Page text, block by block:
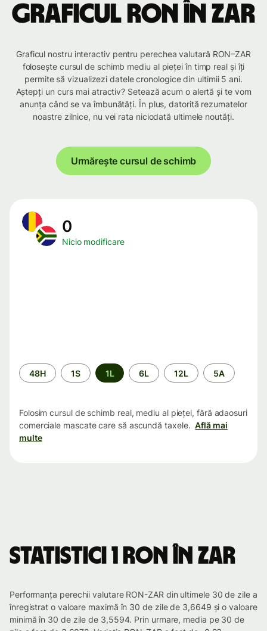
Graficul RON în ZAR
Graficul nostru interactiv pentru perechea valutară RON–ZAR
folosește cursul de schimb mediu al pieței în timp real și îți
permite să vizualizezi datele cronologice din ultimii 5 ani.
Aștepți un curs mai atractiv? Setează acum o alertă și te vom
anunța când se va îmbunătăți. În plus, datorită rezumatelor
noastre zilnice, nu vei rata niciodată ultimele noutăți.
Urmărește cursul de schimb
0
Nicio modificare
Perioada
48H 1S 1L 6L 12L 5A
Folosim cursul de schimb real, mediu al pieței, fără adaosuri
comerciale mascate care să ascundă taxele. Află mai
multe
Statistici 1 RON în ZAR
Performanța perechii valutare RON-ZAR din ultimele 30 de zile a
înregistrat o valoare maximă în 30 de zile de 3,6649 și o valoare
minimă în 30 de zile de 3,5594. Prin urmare, media pe 30 de